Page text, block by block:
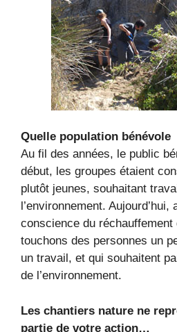
Quelle population
Au fil des années, le public
début, les groupes étaient
plutôt jeunes, souhaitant
l’environnement.
conscience du réchauffement
touchons des personnes un
un travail, et qui souhaitent
de l’environnement.
Les chantiers nature ne
partie de votre action…